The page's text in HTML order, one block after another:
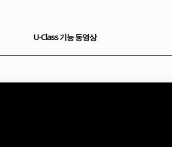
U-Class 기능 동영상